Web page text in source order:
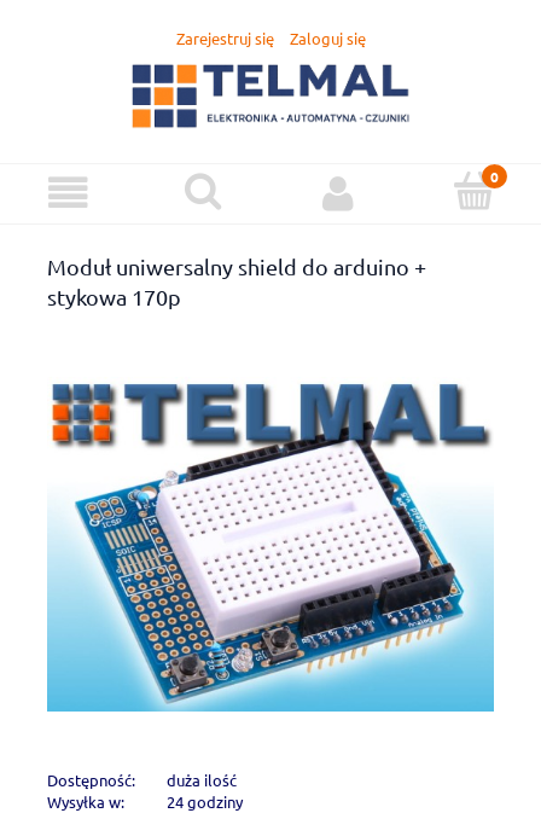
Zarejestruj się Zaloguj się
Moduł uniwersalny shield do arduino +
stykowa 170p
Dostępność:
duża ilość
Wysyłka w:
24 godziny